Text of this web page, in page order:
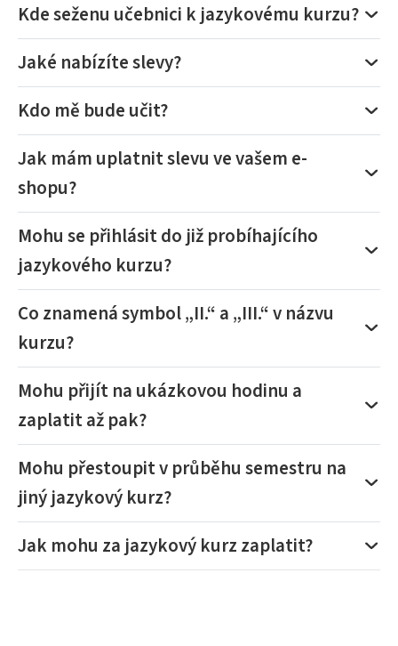
Kde seženu učebnici k jazykovému kurzu?
Jaké nabízíte slevy?
Kdo mě bude učit?
Jak mám uplatnit slevu ve vašem e-
shopu?
Mohu se přihlásit do již probíhajícího
jazykového kurzu?
Co znamená symbol „II.“ a „III.“ v názvu
kurzu?
Mohu přijít na ukázkovou hodinu a
zaplatit až pak?
Mohu přestoupit v průběhu semestru na
jiný jazykový kurz?
Jak mohu za jazykový kurz zaplatit?